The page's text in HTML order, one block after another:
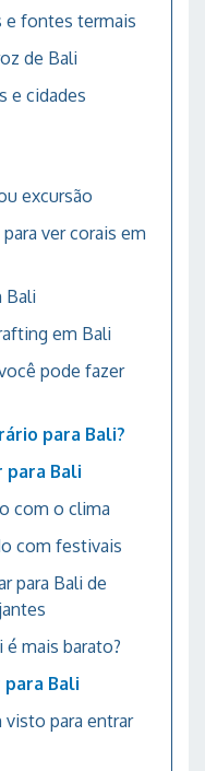
e fontes termais
de Bali
e cidades
excursão
ver corais em
Bali
em Bali
pode fazer
para Bali?
para Bali
com o clima
com festivais
para Bali de
é mais barato?
para Bali
para entrar